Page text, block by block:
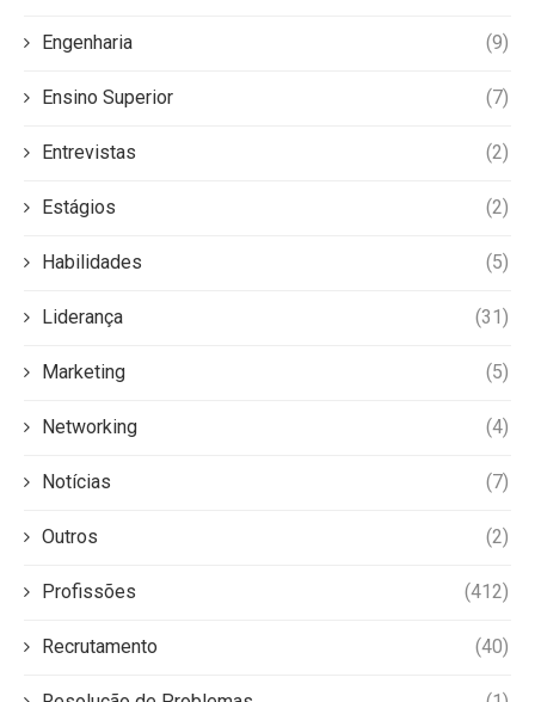
Engenharia (9)
Ensino Superior (7)
Entrevistas (2)
Estágios (2)
Habilidades (5)
Liderança (31)
Marketing (5)
Networking (4)
Notícias (7)
Outros (2)
Profissões (412)
Recrutamento (40)